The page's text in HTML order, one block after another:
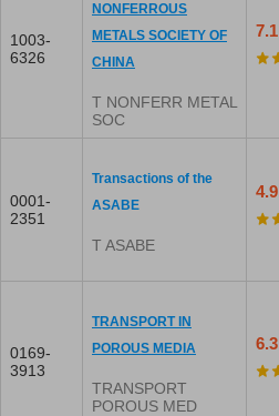
1003-
6326
NONFERROUS
METALS SOCIETY OF
CHINA
T NONFERR METAL
SOC
7.1
0001-
2351
Transactions of the
ASABE
T ASABE
4.9
0169-
3913
TRANSPORT IN
POROUS MEDIA
TRANSPORT
POROUS MED
6.3